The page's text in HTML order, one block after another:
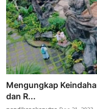
Mengungkap
dan R...